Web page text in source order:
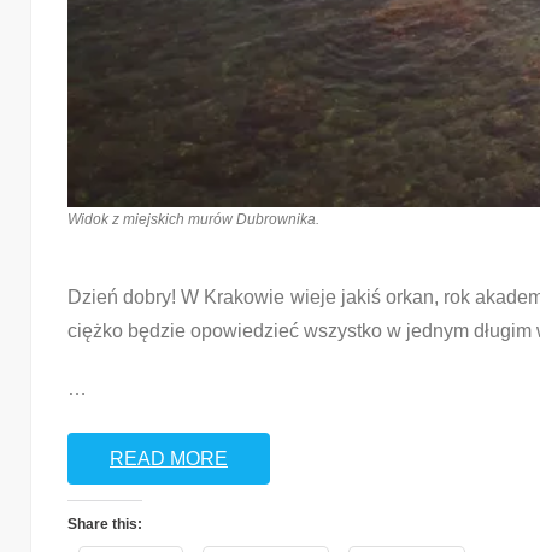
Widok z miejskich murów Dubrownika.
Dzień dobry! W Krakowie wieje jakiś orkan, rok
ciężko będzie opowiedzieć wszystko w jednym długim
…
READ MORE
Share this: